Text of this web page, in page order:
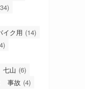
イク用 (14)
七山 (6)
事故 (4)